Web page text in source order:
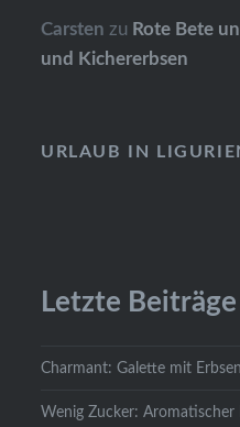
Carsten zu Rote Bete
und Kichererbsen
URLAUB IN
Letzte Beiträge
Charmant: Galette mit
Wenig Zucker: Aromatischer